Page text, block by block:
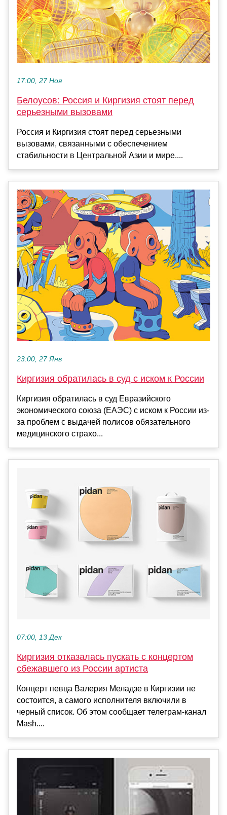
17:00, 27 Ноя
Белоусов: Россия и Киргизия стоят перед
серьезными вызовами
Россия и Киргизия стоят перед серьезными
вызовами, связанными с обеспечением
стабильности в Центральной Азии и мире....
23:00, 27 Янв
Киргизия обратилась в суд с иском к России
Киргизия обратилась в суд Евразийского
экономического союза (ЕАЭС) с иском к России из-
за проблем с выдачей полисов обязательного
медицинского страхо...
07:00, 13 Дек
Киргизия отказалась пускать с концертом
сбежавшего из России артиста
Концерт певца Валерия Меладзе в Киргизии не
состоится, а самого исполнителя включили в
черный список. Об этом сообщает телеграм-канал
Mash....